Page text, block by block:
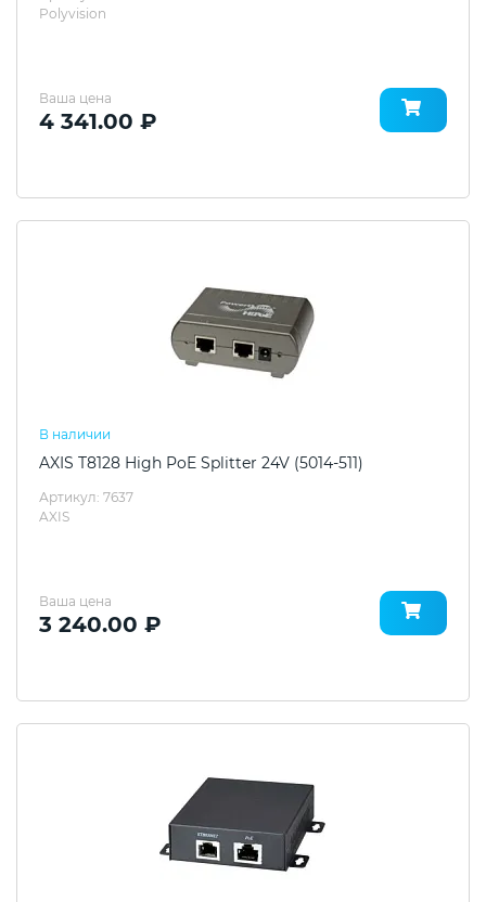
Polyvision
Ваша цена
4 341.00 ₽
В наличии
AXIS T8128 High PoE Splitter 24V (5014-511)
Артикул: 7637
AXIS
Ваша цена
3 240.00 ₽